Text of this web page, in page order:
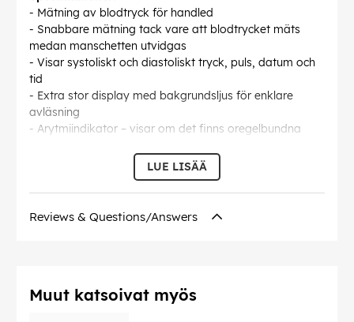
- Mätning av blodtryck för handled
- Snabbare mätning tack vare att blodtrycket mäts
medan manschetten utvidgas
- Visar systoliskt och diastoliskt tryck, puls, datum och
tid
- Extra stor display med bakgrundsljus för enklare
avläsning
- Arytmiindikator – visar om det finns oregelbundna
- Mätområde: Blodtryck 0–299 mmHg, puls 40–180
- Mätningen är klassificerad enligt WHO
världshälsoorganisationens system med
- Batteridriven (4 st. AAA)
LUE LISÄÄ
Reviews & Questions/Answers
Muut katsoivat myös